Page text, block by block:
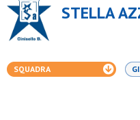
STELLA
SQUADRA